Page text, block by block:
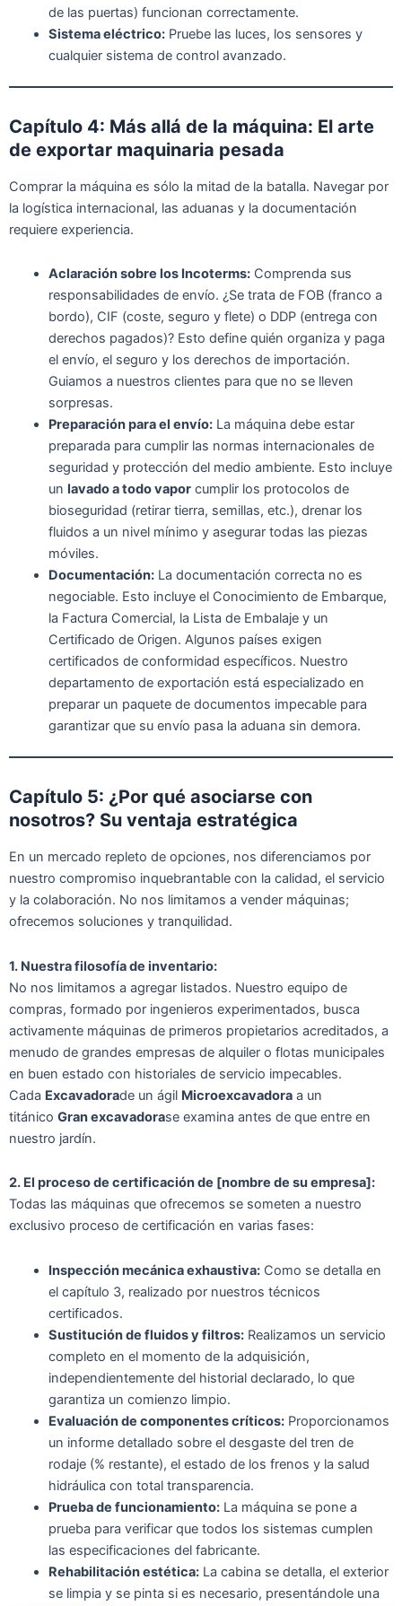
de las puertas) funcionan correctamente.
Sistema eléctrico:Pruebe las luces, los sensores y
cualquier sistema de control avanzado.
Capítulo 4: Más allá de la máquina: El arte
de exportar maquinaria pesada
Comprar la máquina es sólo la mitad de la batalla. Navegar por
la logística internacional, las aduanas y la documentación
requiere experiencia.
Aclaración sobre los Incoterms:Comprenda sus
responsabilidades de envío. ¿Se trata de FOB (franco a
bordo), CIF (coste, seguro y flete) o DDP (entrega con
derechos pagados)? Esto define quién organiza y paga
el envío, el seguro y los derechos de importación.
Guiamos a nuestros clientes para que no se lleven
sorpresas.
Preparación para el envío:La máquina debe estar
preparada para cumplir las normas internacionales de
seguridad y protección del medio ambiente. Esto incluye
un lavado a todo vaporcumplir los protocolos de
bioseguridad (retirar tierra, semillas, etc.), drenar los
fluidos a un nivel mínimo y asegurar todas las piezas
móviles.
Documentación:La documentación correcta no es
negociable. Esto incluye el Conocimiento de Embarque,
la Factura Comercial, la Lista de Embalaje y un
Certificado de Origen. Algunos países exigen
certificados de conformidad específicos. Nuestro
departamento de exportación está especializado en
preparar un paquete de documentos impecable para
garantizar que su envío pasa la aduana sin demora.
Capítulo 5: ¿Por qué asociarse con
nosotros? Su ventaja estratégica
En un mercado repleto de opciones, nos diferenciamos por
nuestro compromiso inquebrantable con la calidad, el servicio
y la colaboración. No nos limitamos a vender máquinas;
ofrecemos soluciones y tranquilidad.
1. Nuestra filosofía de inventario:
No nos limitamos a agregar listados. Nuestro equipo de
compras, formado por ingenieros experimentados, busca
activamente máquinas de primeros propietarios acreditados, a
menudo de grandes empresas de alquiler o flotas municipales
en buen estado con historiales de servicio impecables.
Cada Excavadorade un ágil Microexcavadora a un
titánico Gran excavadorase examina antes de que entre en
nuestro jardín.
2. El proceso de certificación de [nombre de su empresa]:
Todas las máquinas que ofrecemos se someten a nuestro
exclusivo proceso de certificación en varias fases:
Inspección mecánica exhaustiva:Como se detalla en
el capítulo 3, realizado por nuestros técnicos
certificados.
Sustitución de fluidos y filtros:Realizamos un servicio
completo en el momento de la adquisición,
independientemente del historial declarado, lo que
garantiza un comienzo limpio.
Evaluación de componentes críticos:Proporcionamos
un informe detallado sobre el desgaste del tren de
rodaje (% restante), el estado de los frenos y la salud
hidráulica con total transparencia.
Prueba de funcionamiento:La máquina se pone a
prueba para verificar que todos los sistemas cumplen
las especificaciones del fabricante.
Rehabilitación estética:La cabina se detalla, el exterior
se limpia y se pinta si es necesario, presentándole una